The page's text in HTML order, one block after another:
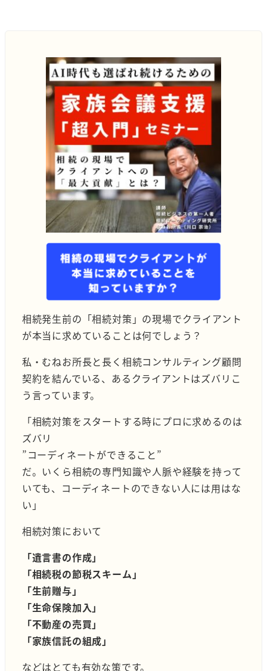
相続発生前の「相続対策」の現場でクライアント
が本当に求めていることは何でしょう？
私・むねお所長と長く相続コンサルティング顧問
契約を結んでいる、あるクライアントはズバリこ
う言っています。
「相続対策をスタートする時にプロに求めるのは
ズバリ
”コーディネートができること”
だ。いくら相続の専門知識や人脈や経験を持って
いても、コーディネートのできない人には用はな
い」
相続対策において
「遺言書の作成」
「相続税の節税スキーム」
「生前贈与」
「生命保険加入」
「不動産の売買」
「家族信託の組成」
などはとても有効な策です。